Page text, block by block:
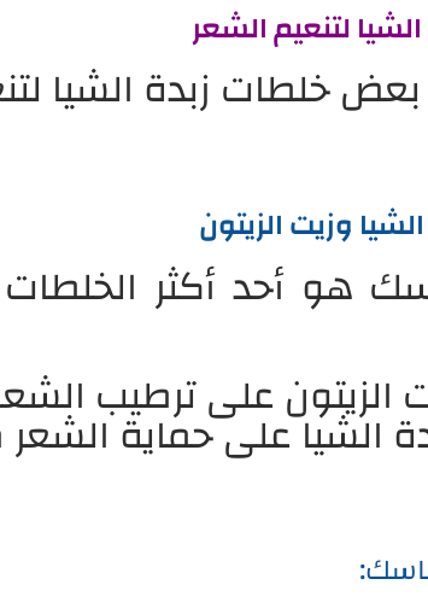
لتنعيم الشعر
خلطات زبدة الشيا
وزيت الزيتون
هو أحد أكثر
الزيتون على ترطيب
الشيا على حماية